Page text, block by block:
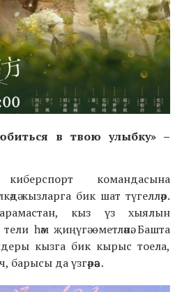
в твою улыбку» –
командасына
кызларга бик шат түгелләр.
кыз үз хыялын
һәм җиңүгә өметләнә. Башта
кызга бик кырыс тоела,
да үзгәрәәә…